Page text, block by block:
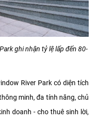
ghi nhận tỷ lệ lấp đến 80-
River Park có diện tích
minh, đa tính năng, chủ
doanh - cho thuê sinh lời,